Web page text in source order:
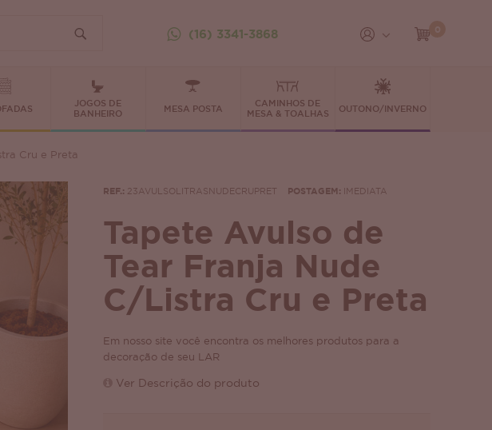
(16) 3341-3868
JOGOS DE
BANHEIRO
MESA POSTA
CAMINHOS DE
MESA & TOALHAS
OUTONO/INVERNO
Cru e Preta
REF.: 23AVULSOLITRASNUDECRUPRET POSTAGEM: IMEDIATA
Tapete Avulso de
Tear Franja Nude
C/Listra Cru e Preta
Em nosso site você encontra os melhores produtos para a
decoração de seu LAR
Ver Descrição do produto